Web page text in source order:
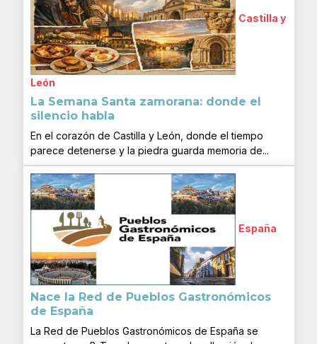
Castilla y
León
La Semana Santa zamorana: donde el
silencio habla
En el corazón de Castilla y León, donde el tiempo
parece detenerse y la piedra guarda memoria de...
España
Nace la Red de Pueblos Gastronómicos
de España
La Red de Pueblos Gastronómicos de España se